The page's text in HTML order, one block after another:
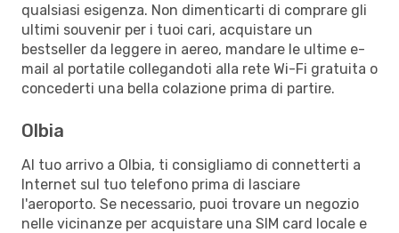
qualsiasi esigenza. Non dimenticarti di comprare gli
ultimi souvenir per i tuoi cari, acquistare un
bestseller da leggere in aereo, mandare le ultime e-
mail al portatile collegandoti alla rete Wi-Fi gratuita o
concederti una bella colazione prima di partire.
Olbia
Al tuo arrivo a Olbia, ti consigliamo di connetterti a
Internet sul tuo telefono prima di lasciare
l'aeroporto. Se necessario, puoi trovare un negozio
nelle vicinanze per acquistare una SIM card locale e